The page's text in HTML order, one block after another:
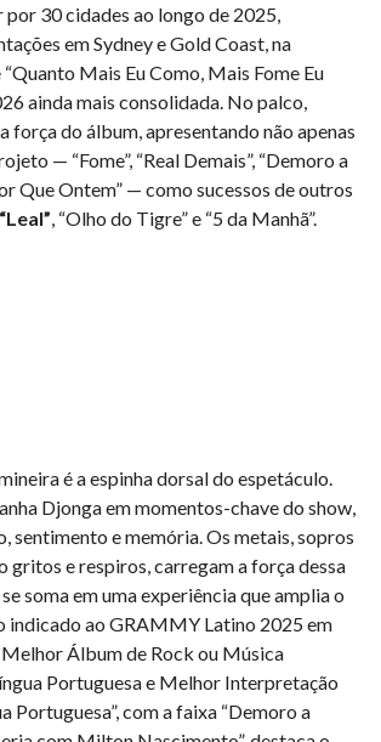
por 30 cidades ao longo de 2025,
em Sydney e Gold Coast, na
Mais Eu Como, Mais Fome Eu
ainda mais consolidada. No palco,
força do álbum, apresentando não apenas
— “Fome”, “Real Demais”, “Demoro a
Que Ontem” — como sucessos de outros
“Leal” , “Olho do Tigre” e “5 da Manhã”.
é a espinha dorsal do espetáculo.
Djonga em momentos-chave do show,
sentimento e memória. Os metais, sopros
gritos e respiros, carregam a força dessa
soma em uma experiência que amplia o
indicado ao GRAMMY Latino 2025 em
Álbum de Rock ou Música
Portuguesa e Melhor Interpretação
Portuguesa”, com a faixa “Demoro a